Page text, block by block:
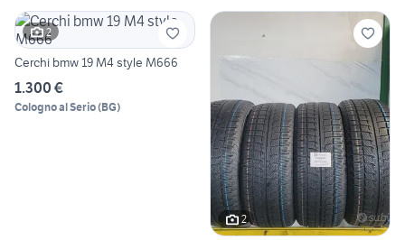
2
Cerchi bmw 19 M4 style M666
1.300 €
Cologno al Serio(BG)
2